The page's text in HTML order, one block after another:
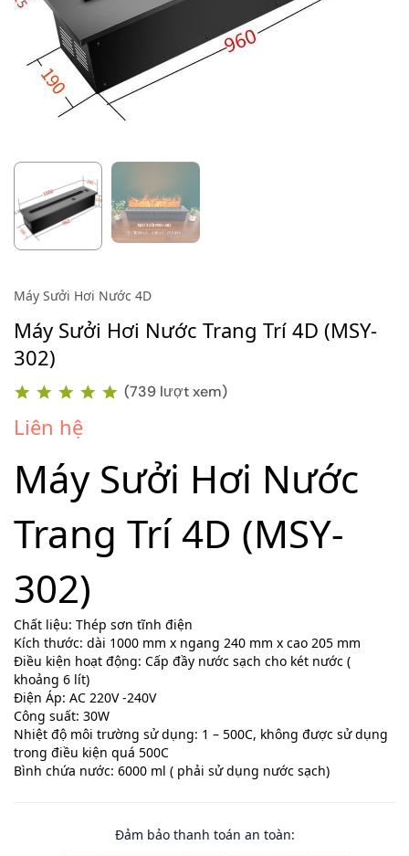
Máy Sưởi Hơi Nước 4D
Máy Sưởi Hơi Nước Trang Trí 4D (MSY-
302)
(739 lượt xem)
Liên hệ
Máy Sưởi Hơi Nước
Trang Trí 4D (MSY-
302)
Chất liệu: Thép sơn tĩnh điện
Kích thước: dài 1000 mm x ngang 240 mm x cao 205 mm
Điều kiện hoạt động: Cấp đầy nước sạch cho két nước (
khoảng 6 lít)
Điện Áp: AC 220V -240V
Công suất: 30W
Nhiệt độ môi trường sử dụng: 1 – 500C, không được sử dụng
trong điều kiện quá 500C
Bình chứa nước: 6000 ml ( phải sử dụng nước sạch)
Đảm bảo thanh toán an toàn: